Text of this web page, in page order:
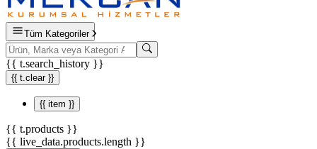
Tüm Kategoriler
{{ t.search_history }}
{{ t.clear }}
{{ item }}
{{ t.products }}
{{ live_data.products.length }}